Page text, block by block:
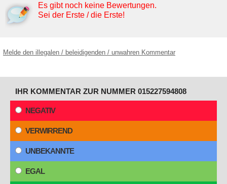
Es gibt noch keine Bewertungen.
Sei der Erste / die Erste!
Melde den illegalen / beleidigenden / unwahren Kommentar
IHR KOMMENTAR ZUR NUMMER 015227594808
NEGATIV
VERWIRREND
UNBEKANNTE
EGAL